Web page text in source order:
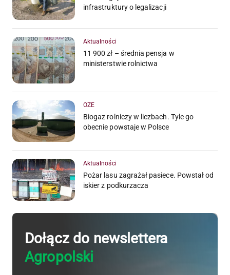
infrastruktury o legalizacji
Aktualności
11 900 zł – średnia pensja w
ministerstwie rolnictwa
OZE
Biogaz rolniczy w liczbach. Tyle go
obecnie powstaje w Polsce
Aktualności
Pożar lasu zagrażał pasiece. Powstał od
iskier z podkurzacza
Dołącz do newslettera
Agropolski